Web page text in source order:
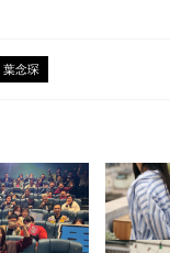
葉念琛